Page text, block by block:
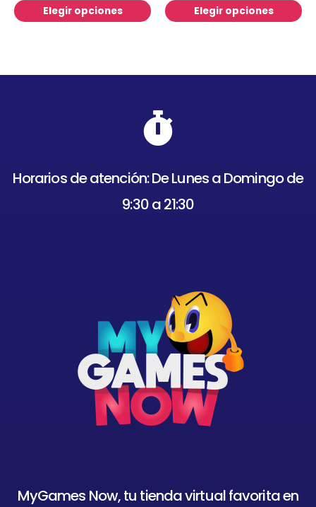
Elegir opciones Elegir opciones
Horarios de atención: De Lunes a Domingo de
9:30 a 21:30
MyGames Now, tu tienda virtual favorita en